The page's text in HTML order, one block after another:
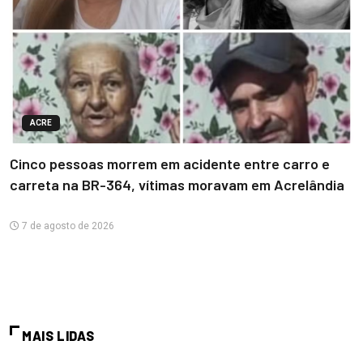
ACRE
Cinco pessoas morrem em acidente entre carro e
carreta na BR-364, vítimas moravam em Acrelândia
7 de agosto de 2026
MAIS LIDAS